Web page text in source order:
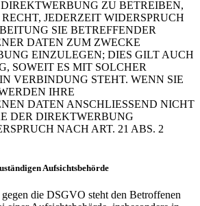
ZU BETREIBEN,
JEDERZEIT WIDERSPRUCH
SIE BETREFFENDER
DATEN ZUM ZWECKE
EINZULEGEN; DIES GILT AUCH
SOWEIT ES MIT SOLCHER
VERBINDUNG STEHT. WENN SIE
IHRE
DATEN ANSCHLIESSEND NICHT
DER DIREKTWERBUNG
NACH ART. 21 ABS. 2
Aufsichts­behörde
die DSGVO steht den Betroffenen